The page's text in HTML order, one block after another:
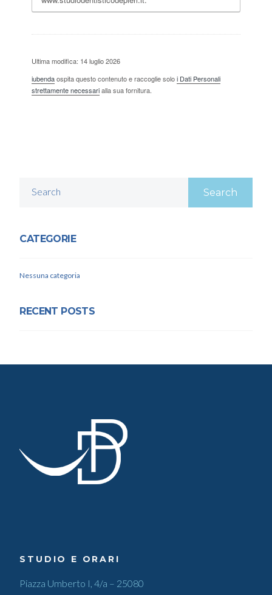
Ultima modifica: 14 luglio 2026
iubendaospita questo contenuto e raccoglie soloi Dati Personali
strettamente necessarialla sua fornitura.
Search
CATEGORIE
Nessuna categoria
RECENT POSTS
STUDIO E ORARI
Piazza Umberto I, 4/a – 25080